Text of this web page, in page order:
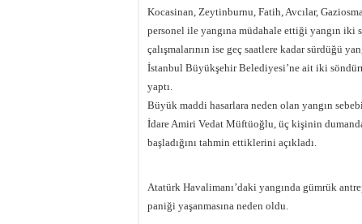
Kocasinan, Zeytinburnu, Fatih, Avcılar,
personel ile yangına müdahale ettiği yangın iki
çalışmalarının ise geç saatlere kadar sürdüğü
İstanbul Büyükşehir Belediyesi’ne ait iki
yaptı.
Büyük maddi hasarlara neden olan yangın
İdare Amiri Vedat Müftüoğlu, üç kişinin
başladığını tahmin ettiklerini açıkladı.
Atatürk Havalimanı’daki yangında gümrük
paniği yaşanmasına neden oldu.